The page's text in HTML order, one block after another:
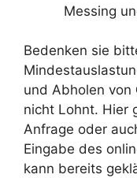
Messing
Bedenken sie
und Abholen von
nicht Lohnt. Hier
Anfrage oder
Eingabe des
kann bereits